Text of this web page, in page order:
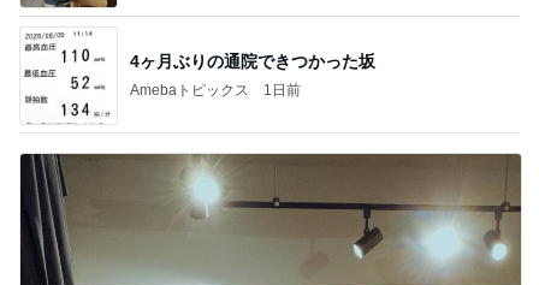
4ヶ月ぶりの通院できつかった坂
Amebaトピックス 1日前